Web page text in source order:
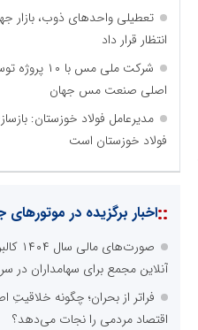
تعطیلی واحدهای ذوب، بازار
انتظار قرار داد
شرکت ملی مس
اصلی صنعت مس جهان
مدیرعامل فولاد خوزستان:
فولاد خوزستان است
::اخبار برگزیده در
آنلاین مجمع برای سهامداران در
فراتر از بحران؛ چگونه خلاقیتِ
اقتصاد مردمی را نجات می‌دهد؟